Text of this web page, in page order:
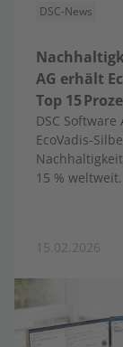
DSC-News
AG erhält
Top 15
DSC
EcoVadis-
15 % weltweit.
15.02.2026